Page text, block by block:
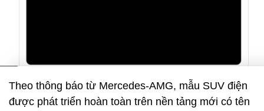
Theo thông báo từ Mercedes-AMG, mẫu SUV điện
được phát triển hoàn toàn trên nền tảng mới có tên